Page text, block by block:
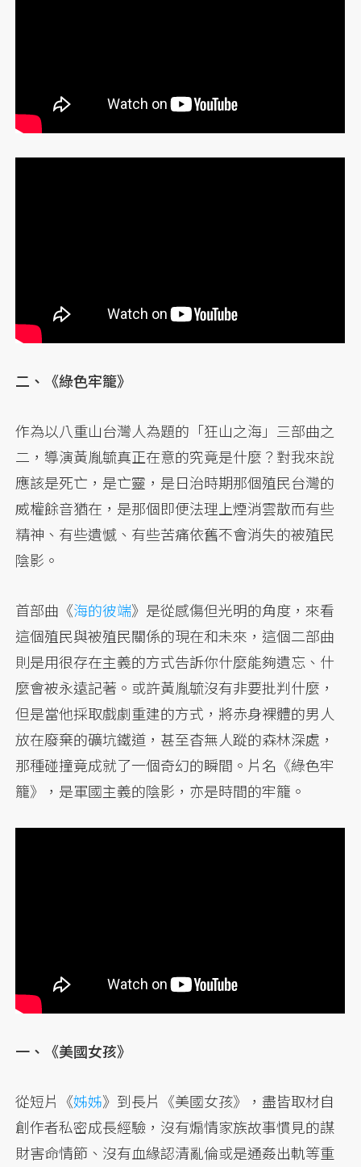
二、《綠色牢籠》
作為以八重山台灣人為題的「狂山之海」三部曲之
二，導演黃胤毓真正在意的究竟是什麼？對我來說
應該是死亡，是亡靈，是日治時期那個殖民台灣的
威權餘音猶在，是那個即便法理上煙消雲散而有些
精神、有些遺憾、有些苦痛依舊不會消失的被殖民
陰影。
首部曲《海的彼端》是從感傷但光明的角度，來看
這個殖民與被殖民關係的現在和未來，這個二部曲
則是用很存在主義的方式告訴你什麼能夠遺忘、什
麼會被永遠記著。或許黃胤毓沒有非要批判什麼，
但是當他採取戲劇重建的方式，將赤身裸體的男人
放在廢棄的礦坑鐵道，甚至杳無人蹤的森林深處，
那種碰撞竟成就了一個奇幻的瞬間。片名《綠色牢
籠》，是軍國主義的陰影，亦是時間的牢籠。
一、《美國女孩》
從短片《姊姊》到長片《美國女孩》，盡皆取材自
創作者私密成長經驗，沒有煽情家族故事慣見的謀
財害命情節、沒有血緣認清亂倫或是通姦出軌等重